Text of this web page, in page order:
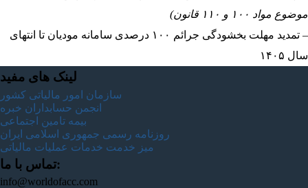
موضوع مواد ۱۰۰ و ۱۱۰ قانون)
– تمدید مهلت بخشودگی جرائم ۱۰۰ درصدی سامانه مودیان تا انتهای
سال ۱۴۰۵
لینک های مفید
سازمان امور مالیاتی کشور
انجمن حسابداران خبره
بیمه تامین اجتماعی
روزنامه رسمی جمهوری اسلامی ایران
میز خدمت خدمات عملیات مالیاتی
تماس با ما:
info@worldofacc.com